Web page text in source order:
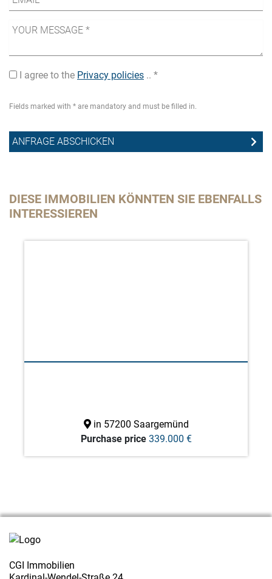
I agree to the Privacy policies .. *
Fields marked with * are mandatory and must be filled in.
DIESE IMMOBILIEN KÖNNTEN SIE EBENFALLS
INTERESSIEREN
in 57200 Saargemünd
Purchase price 339.000 €
CGI Immobilien